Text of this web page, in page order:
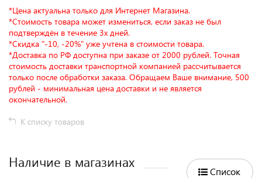
*Цена актуальна только для Интернет Магазина.
*Стоимость товара может измениться, если заказ не был
подтверждён в течение 3х дней.
*Скидка "-10, -20%" уже учтена в стоимости товара.
*Доставка по РФ доступна при заказе от 2000 рублей. Точная
стоимость доставки транспортной компанией рассчитывается
только после обработки заказа. Обращаем Ваше внимание, 500
рублей - минимальная цена доставки и не является
окончательной.
К списку товаров
Наличие в магазинах
Список